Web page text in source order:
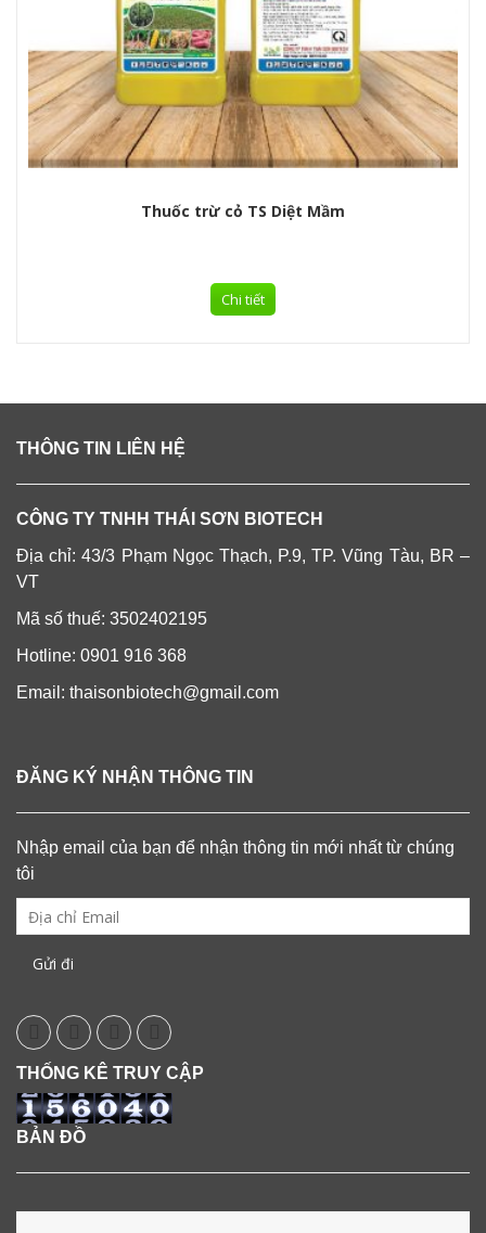
Thuốc trừ cỏ TS Diệt Mầm
Chi tiết
THÔNG TIN LIÊN HỆ
CÔNG TY TNHH THÁI SƠN BIOTECH
Địa chỉ: 43/3 Phạm Ngọc Thạch, P.9, TP. Vũng Tàu, BR –
VT
Mã số thuế: 3502402195
Hotline: 0901 916 368
Email: thaisonbiotech@gmail.com
ĐĂNG KÝ NHẬN THÔNG TIN
Nhập email của bạn để nhận thông tin mới nhất từ chúng
tôi
THỐNG KÊ TRUY CẬP
BẢN ĐỒ